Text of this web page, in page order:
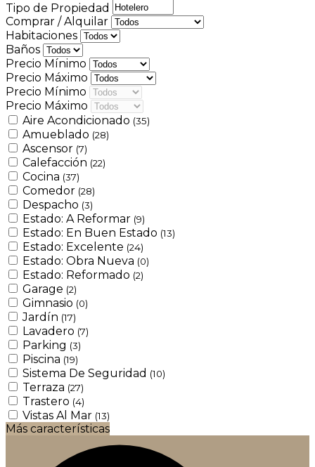
Tipo de Propiedad
Comprar / Alquilar
Habitaciones
Baños
Precio Mínimo
Precio Máximo
Precio Mínimo
Precio Máximo
Aire Acondicionado (35)
Amueblado (28)
Ascensor (7)
Calefacción (22)
Cocina (37)
Comedor (28)
Despacho (3)
Estado: A Reformar (9)
Estado: En Buen Estado (13)
Estado: Excelente (24)
Estado: Obra Nueva (0)
Estado: Reformado (2)
Garage (2)
Gimnasio (0)
Jardín (17)
Lavadero (7)
Parking (3)
Piscina (19)
Sistema De Seguridad (10)
Terraza (27)
Trastero (4)
Vistas Al Mar (13)
Más características